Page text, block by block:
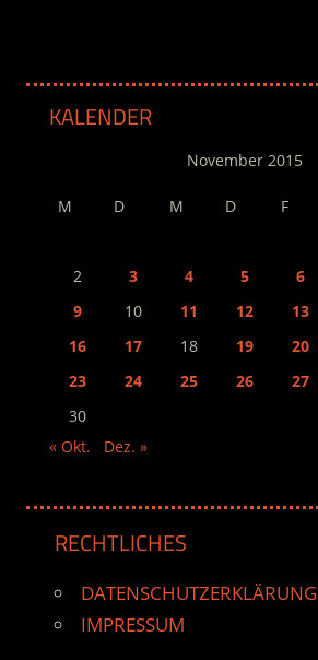
KALENDER
November 2015
M D M D F
2
3 4 5 6
9
10 11 12 13
16
17 18 19 20
23
24 25 26 27
30
« Okt.
Dez. »
RECHTLICHES
DATENSCHUTZERKLÄRUNG
IMPRESSUM